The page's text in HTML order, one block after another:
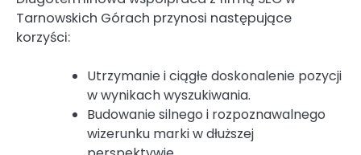
Tarnowskich Górach przynosi następujące
korzyści:
Utrzymanie i ciągłe doskonalenie pozycji
w wynikach wyszukiwania.
Budowanie silnego i rozpoznawalnego
wizerunku marki w dłuższej